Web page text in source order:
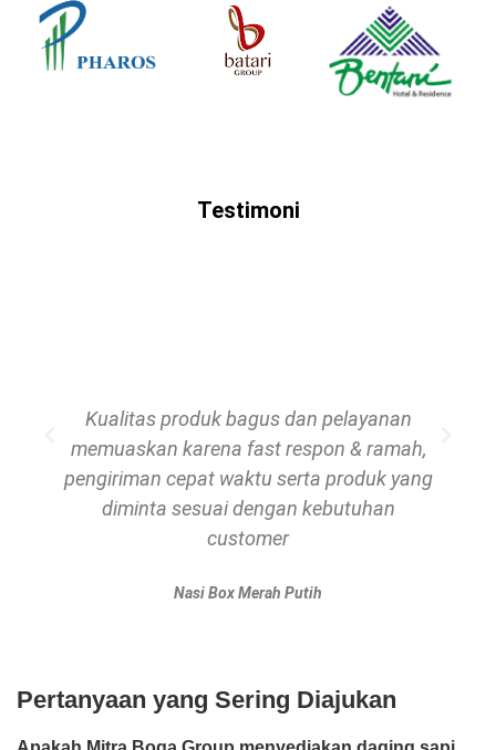
Testimoni
Kualitas produk bagus dan pelayanan
memuaskan karena fast respon & ramah,
pengiriman cepat waktu serta produk yang
diminta sesuai dengan kebutuhan
customer
Nasi Box Merah Putih
Pertanyaan yang Sering Diajukan